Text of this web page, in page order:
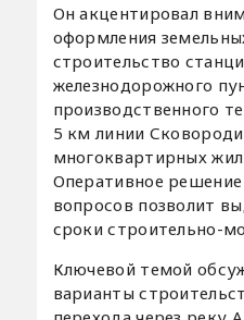
Он акцентировал
оформления
строительство
железнодорожного
производственного
5 км линии
многоквартирных
Оперативное решение
вопросов позволит
сроки строительно-
Ключевой темой
варианты